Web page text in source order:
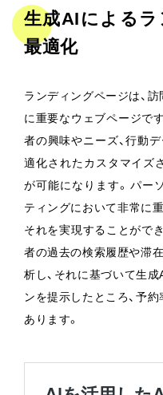
生成AIによる
最適化
ランディングページは、
に重要なウェブページで
者の興味やニーズ、行動
適化されたカスタマイズ
が可能になります。パー
ティングにおいて非常に
それを実現することがで
者の過去の検索履歴や滞
析し、それに基づいて生
ンを提示したところ、予
あります。